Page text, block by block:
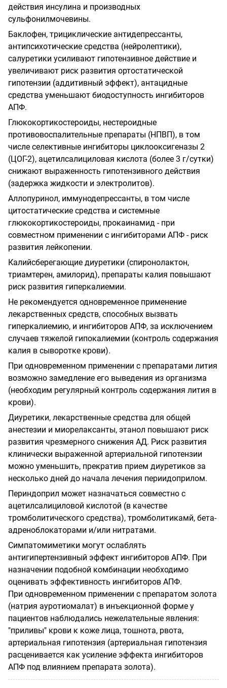
действия инсулина и производных
сульфонилмочевины.
Баклофен, трициклические антидепрессанты,
антипсихотические средства (нейролептики),
салуретики усиливают гипотензивное действие и
увеличивают риск развития ортостатической
гипотензии (аддитивный эффект), антацидные
средства уменьшают биодоступность ингибиторов
АПФ.
Глюкокортикостероиды, нестероидные
противовоспалительные препараты (НПВП), в том
числе селективные ингибиторы циклооксигеназы 2
(ЦОГ-2), ацетилсалициловая кислота (более 3 г/сутки)
снижают выраженность гипотензивного действия
(задержка жидкости и электролитов).
Аллопуринол, иммунодепрессанты, в том числе
цитостатические средства и системные
глюкокортикостероиды, прокаинамид - при
совместном применении с ингибиторами АПФ - риск
развития лейкопении.
Калийсберегающие диуретики (спиронолактон,
триамтерен, амилорид), препараты калия повышают
риск развития гиперкалиемии.
Не рекомендуется одновременное применение
лекарственных средств, способных вызвать
гиперкалиемию, и ингибиторов АПФ, за исключением
случаев тяжелой гипокалиемии (контроль содержания
калия в сыворотке крови).
При одновременном применении с препаратами лития
возможно замедление его выведения из организма
(необходим регулярный контроль содержания лития в
крови).
Диуретики, лекарственные средства для общей
анестезии и миорелаксанты, этанол повышают риск
развития чрезмерного снижения АД. Риск развития
клинически выраженной артериальной гипотензии
можно уменьшить, прекратив прием диуретиков за
несколько дней до начала лечения периидоприлом.
Периндоприл может назначаться совместно с
ацетилсалициловой кислотой (в качестве
тромболитического средства), тромболитикамй, бета-
адреноблокаторами и/или нитратами.
Симпатомиметики могут ослаблять
антигипертензивный эффект ингибиторов АПФ. При
назначении подобной комбинации необходимо
оценивать эффективность ингибиторов АПФ.
При одновременном применении с препаратом золота
(натрия ауротиомалат) в инъекционной форме у
пациентов наблюдались нежелательные явления:
"приливы" крови к коже лица, тошнота, рвота,
артериальная гипотензия (артериальная гипотензия
расценивается как усиление эффекта ингибиторов
АПФ под влиянием препарата золота).